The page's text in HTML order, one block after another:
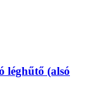
léghűtő (alsó